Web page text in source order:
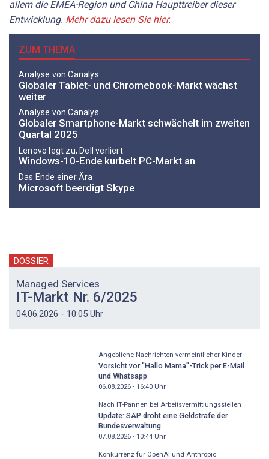
allem die EMEA-Region und China Haupttreiber dieser
Entwicklung. Mehr dazu lesen Sie hier.
ZUM THEMA
Analyse von Canalys
Globaler Tablet- und Chromebook-Markt wächst
weiter
Analyse von Canalys
Globaler Smartphone-Markt schwächelt im zweiten
Quartal 2025
Lenovo legt zu, Dell verliert
Windows-10-Ende kurbelt PC-Markt an
Das Ende einer Ära
Microsoft beerdigt Skype
DOSSIER
Managed Services
IT-Markt Nr. 6/2025
04.06.2026 - 10:05 Uhr
Angebliche Nachrichten vermeintlicher Kinder
Vorsicht vor "Hallo Mama"-Trick per E-Mail
und Whatsapp
06.08.2026 - 16:40Uhr
Nach IT-Pannen bei Arbeitsvermittlungsstellen
Update: SAP droht eine Geldstrafe der
Bundesverwaltung
07.08.2026 - 10:44Uhr
Konkurrenz für OpenAI und Anthropic